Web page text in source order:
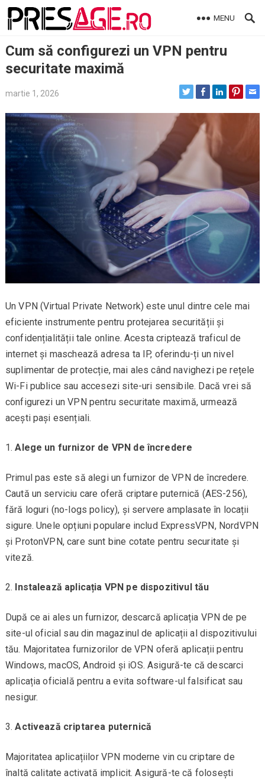
Skip
MENU
Cum să configurezi un VPN pentru
securitate maximă
martie 1, 2026
Un VPN (Virtual Private Network) este unul dintre cele mai
eficiente instrumente pentru protejarea securității și
confidențialității tale online. Acesta criptează traficul de
internet și maschează adresa ta IP, oferindu-ți un nivel
suplimentar de protecție, mai ales când navighezi pe rețele
Wi-Fi publice sau accesezi site-uri sensibile. Dacă vrei să
configurezi un VPN pentru securitate maximă, urmează
acești pași esențiali.
Alege un furnizor de VPN de încredere
Primul pas este să alegi un furnizor de VPN de încredere.
Caută un serviciu care oferă criptare puternică (AES-256),
fără loguri (no-logs policy), și servere amplasate în locații
sigure. Unele opțiuni populare includ ExpressVPN, NordVPN
și ProtonVPN, care sunt bine cotate pentru securitate și
viteză.
Instalează aplicația VPN pe dispozitivul tău
După ce ai ales un furnizor, descarcă aplicația VPN de pe
site-ul oficial sau din magazinul de aplicații al dispozitivului
tău. Majoritatea furnizorilor de VPN oferă aplicații pentru
Windows, macOS, Android și iOS. Asigură-te că descarci
aplicația oficială pentru a evita software-ul falsificat sau
nesigur.
Activează criptarea puternică
Majoritatea aplicațiilor VPN moderne vin cu criptare de
înaltă calitate activată implicit. Asigură-te că folosești